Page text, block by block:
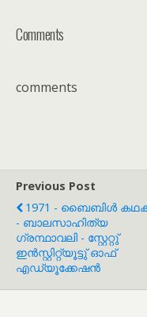
Comments
comments
Previous Post
1971 - ബൈബിൾ
- ബാലസാഹിത്യ
ഗ്രന്ഥാവലി - സ്റ്റേറ്റു്
ഇൻസ്റ്റിറ്റ്യൂട്ടു് ഓഫ്
എഡ്യൂക്കേഷൻ